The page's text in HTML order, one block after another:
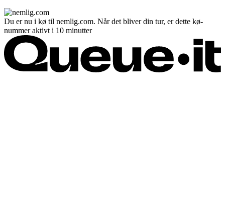
Du er nu i kø til nemlig.com. Når det bliver din tur, er dette kø-
nummer aktivt i 10 minutter